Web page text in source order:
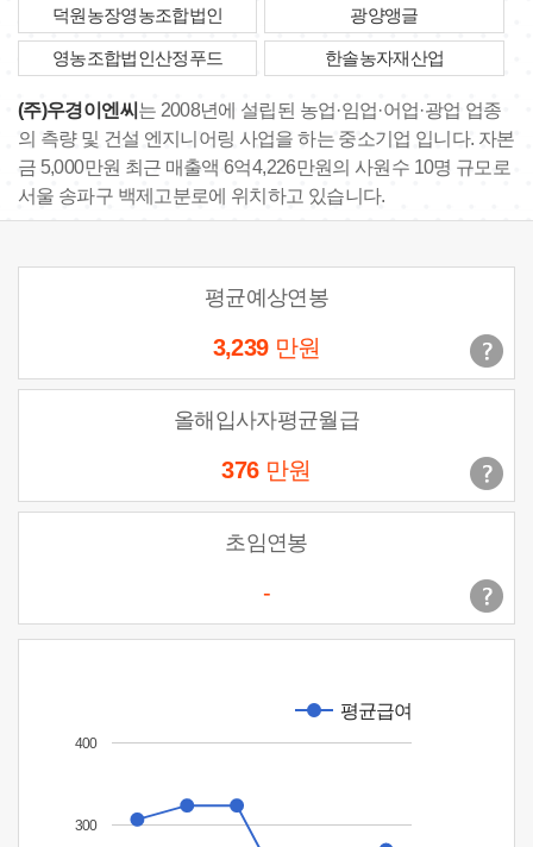
덕원농장영농조합법인 광양앵글
영농조합법인산정푸드 한솔농자재산업
(주)우경이엔씨 는 2008년에 설립된 농업·임업·어업·광업 업종
의 측량 및 건설 엔지니어링 사업을 하는 중소기업 입니다. 자본
금 5,000만원 최근 매출액 6억4,226만원의 사원수 10명 규모로
서울 송파구 백제고분로에 위치하고 있습니다.
평균예상연봉
3,239 만원
올해입사자평균월급
376 만원
초임연봉
-
평균급여
300
400